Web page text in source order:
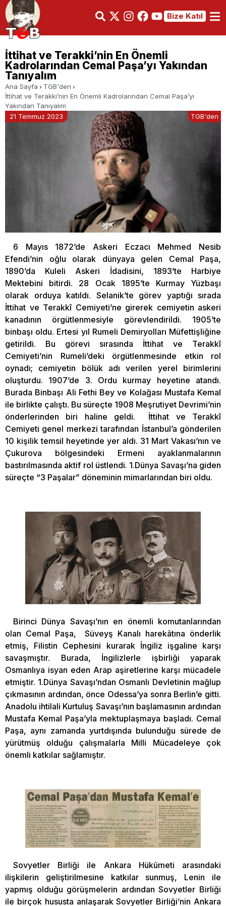
Bize Katıl
İttihat ve Terakki’nin En Önemli
Kadrolarından Cemal Paşa’yı Yakından
Tanıyalım
Ana Sayfa
TGB'den
İttihat ve Terakki’nin En Önemli Kadrolarından Cemal Paşa’yı
Yakından Tanıyalım
21 Temmuz 2023
TGB'den
6 Mayıs 1872’de Askeri Eczacı Mehmed Nesib
Efendi’nin oğlu olarak dünyaya gelen Cemal Paşa,
1890’da Kuleli Askeri İdadisini, 1893’te Harbiye
Mektebini bitirdi. 28 Ocak 1895’te Kurmay Yüzbaşı
olarak orduya katıldı. Selanik’te görev yaptığı sırada
İttihat ve Terakkî Cemiyeti’ne girerek cemiyetin askeri
kanadının örgütlenmesiyle görevlendirildi. 1905’te
binbaşı oldu. Ertesi yıl Rumeli Demiryolları Müfettişliğine
getirildi. Bu görevi sırasında İttihat ve Terakkî
Cemiyeti’nin Rumeli’deki örgütlenmesinde etkin rol
oynadı; cemiyetin bölük adı verilen yerel birimlerini
oluşturdu. 1907’de 3. Ordu kurmay heyetine atandı.
Burada Binbaşı Ali Fethi Bey ve Kolağası Mustafa Kemal
ile birlikte çalıştı. Bu süreçte 1908 Meşrutiyet Devrimi’nin
önderlerinden biri haline geldi. İttihat ve Terakkî
Cemiyeti genel merkezi tarafından İstanbul’a gönderilen
10 kişilik temsil heyetinde yer aldı. 31 Mart Vakası’nın ve
Çukurova bölgesindeki Ermeni ayaklanmalarının
bastırılmasında aktif rol üstlendi. 1.Dünya Savaşı’na giden
süreçte “3 Paşalar” döneminin mimarlarından biri oldu.
Birinci Dünya Savaşı’nın en önemli komutanlarından
olan Cemal Paşa, Süveyş Kanalı harekâtına önderlik
etmiş, Filistin Cephesini kurarak İngiliz işgaline karşı
savaşmıştır. Burada, İngilizlerle işbirliği yaparak
Osmanlıya isyan eden Arap aşiretlerine karşı mücadele
etmiştir. 1.Dünya Savaşı’ndan Osmanlı Devletinin mağlup
çıkmasının ardından, önce Odessa’ya sonra Berlin’e gitti.
Anadolu ihtilali Kurtuluş Savaşı’nın başlamasının ardından
Mustafa Kemal Paşa’yla mektuplaşmaya başladı. Cemal
Paşa, aynı zamanda yurtdışında bulunduğu sürede de
yürütmüş olduğu çalışmalarla Milli Mücadeleye çok
önemli katkılar sağlamıştır.
Sovyetler Birliği ile Ankara Hükûmeti arasındaki
ilişkilerin geliştirilmesine katkılar sunmuş, Lenin ile
yapmış olduğu görüşmelerin ardından Sovyetler Birliği
ile birçok hususta anlaşarak Sovyetler Birliği’nin Ankara